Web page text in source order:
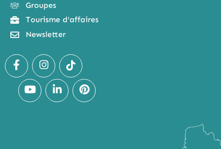
Groupes
Tourisme d'affaires
Newsletter